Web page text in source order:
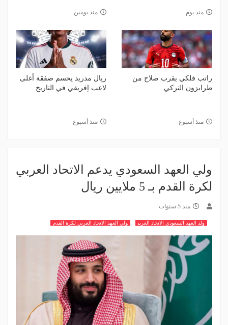
منذ يوم منذ يومين
راتب فلكي يقرب صلاح من
طرابزون التركي
منذ أسبوع
ريال مدريد يحسم صفقة أغلى
لاعب إفريقي في التاريخ
منذ أسبوع
ولي العهد السعودي يدعم الاتحاد العربي
لكرة القدم بـ 5 ملايين ريال
منذ 5 سنوات
ولد العهد السعودي الاتحاد العربي ولي العهد الاتحاد العربي لكرة القدم